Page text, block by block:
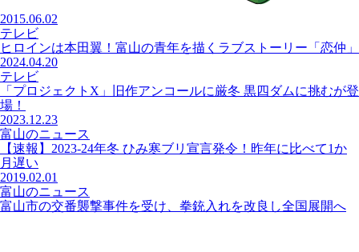
2015.06.02
テレビ
ヒロインは本田翼！富山の青年を描くラブストーリー「恋仲」
2024.04.20
テレビ
「プロジェクトX」旧作アンコールに厳冬 黒四ダムに挑むが登
場！
2023.12.23
富山のニュース
【速報】2023-24年冬 ひみ寒ブリ宣言発令！昨年に比べて1か
月遅い
2019.02.01
富山のニュース
富山市の交番襲撃事件を受け、拳銃入れを改良し全国展開へ